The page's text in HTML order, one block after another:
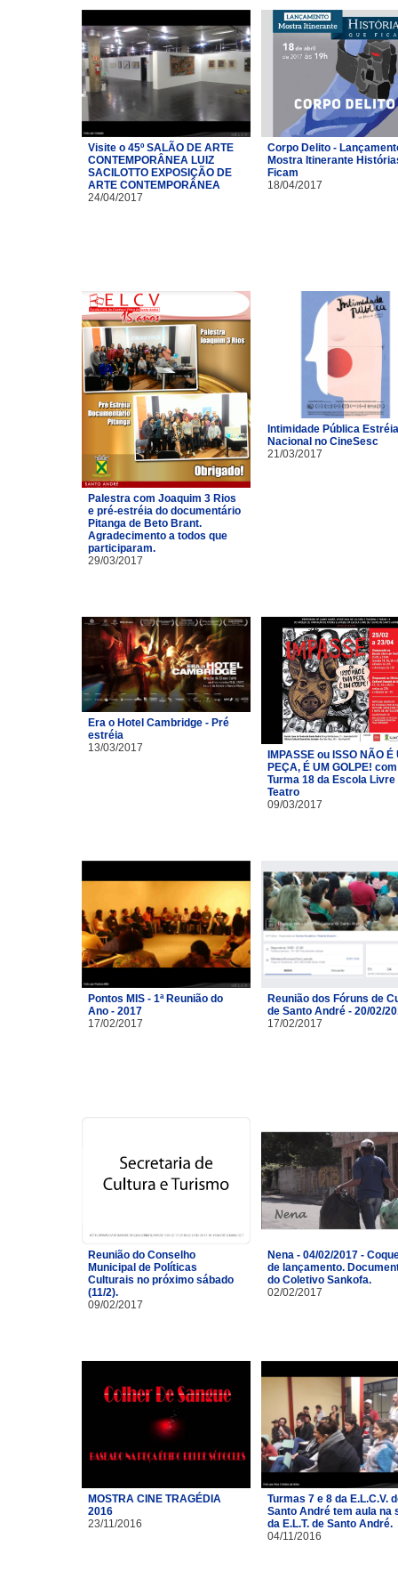
Visite o 45º SALÃO DE ARTE
CONTEMPORÂNEA LUIZ
SACILOTTO EXPOSIÇÃO DE
ARTE CONTEMPORÂNEA
24/04/2017
Corpo Delito -
Mostra Itinerante
Ficam
18/04/2017
Palestra com Joaquim 3 Rios
e pré-estréia do documentário
Pitanga de Beto Brant.
Agradecimento a todos que
participaram.
29/03/2017
Intimidade Pública Estréia
Nacional no CineSesc
21/03/2017
Era o Hotel Cambridge - Pré
estréia
13/03/2017
IMPASSE ou ISSO NÃO É
PEÇA, É UM GOLPE!
Turma 18 da Escola Livre
Teatro​
09/03/2017
Pontos MIS - 1ª Reunião do
Ano - 2017
17/02/2017
Reunião dos Fóruns de
de Santo André - 20/02/
17/02/2017
Reunião do Conselho
Municipal de Políticas
Culturais no próximo sábado
(11/2).
09/02/2017
Nena - 04/02/2017 -
de lançamento.
do Coletivo Sankofa.
02/02/2017
MOSTRA CINE TRAGÉDIA
2016
23/11/2016
Turmas 7 e 8 da E.L.C.V.
Santo André tem aula na
da E.L.T. de Santo André.
04/11/2016